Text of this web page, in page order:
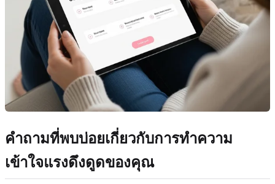
คำถามที่พบบ่อยเกี่ยวกับการทำความ
เข้าใจแรงดึงดูดของคุณ